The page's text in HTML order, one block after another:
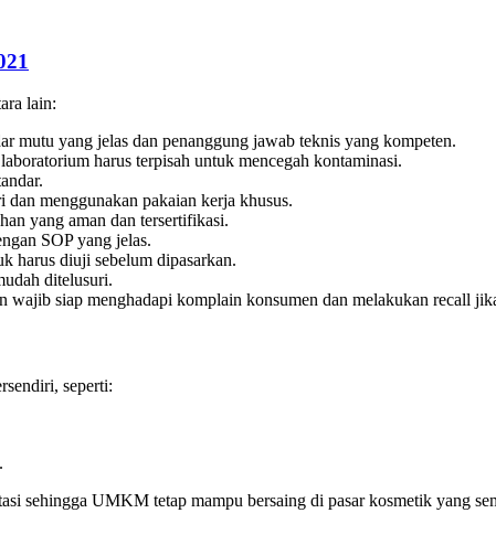
lain:
mutu yang jelas dan penanggung jawab teknis yang kompeten.
harus terpisah untuk mencegah kontaminasi.
menggunakan pakaian kerja khusus.
yang aman dan tersertifikasi.
SOP yang jelas.
harus diuji sebelum dipasarkan.
ditelusuri.
wajib siap menghadapi komplain konsumen dan melakukan recall
seperti:
sehingga UMKM tetap mampu bersaing di pasar kosmetik yang